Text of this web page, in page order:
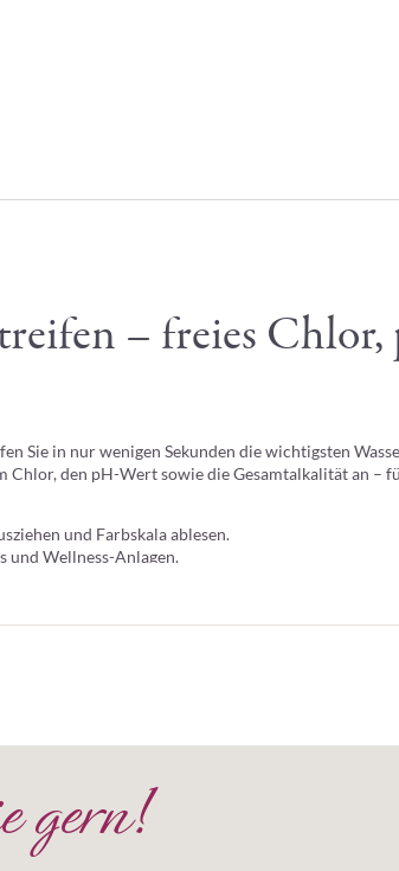
– freies
Sie in nur wenigen Sekunden die wichtigsten
den pH-Wert sowie die Gesamtalkalität an –
und Farbskala ablesen.
und Wellness-Anlagen.
Wasserpflege-Produkte anpassen.
gern!